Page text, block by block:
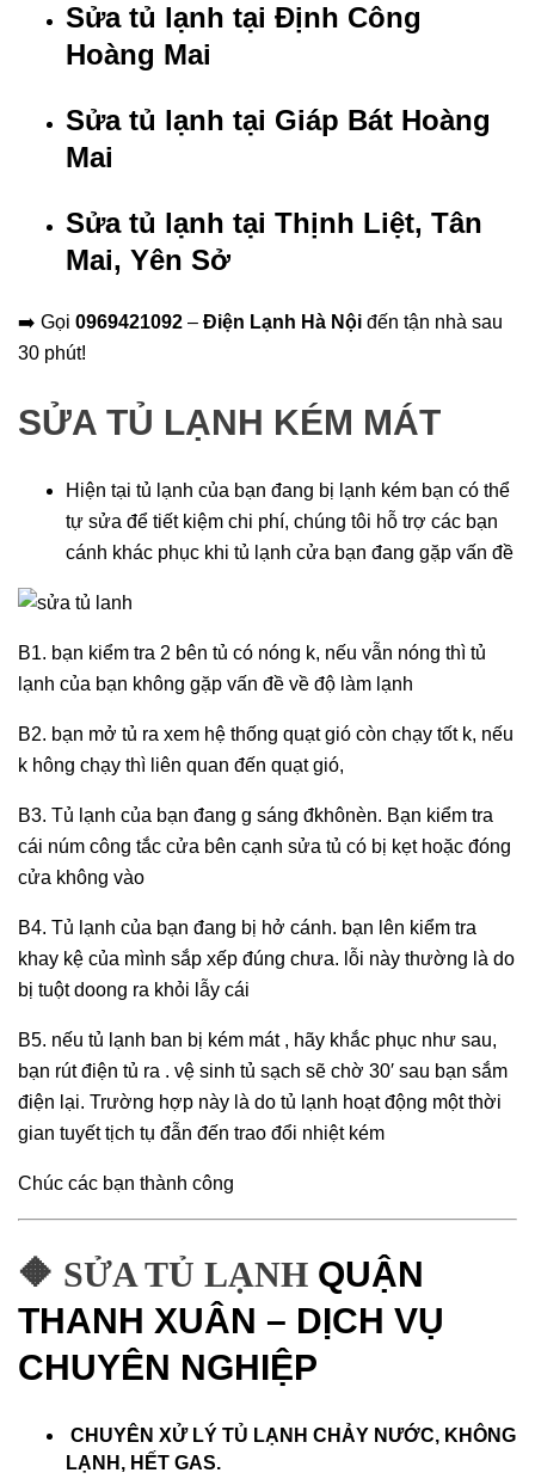
Sửa tủ lạnh tại Định Công
Hoàng Mai
Sửa tủ lạnh tại Giáp Bát Hoàng
Mai
Sửa tủ lạnh tại Thịnh Liệt, Tân
Mai, Yên Sở
➡️ Gọi 0969421092 – Điện Lạnh Hà Nội đến tận nhà sau
30 phút!
SỬA TỦ LẠNH KÉM MÁT
Hiện tại tủ lạnh của bạn đang bị lạnh kém bạn có thể
tự sửa để tiết kiệm chi phí, chúng tôi hỗ trợ các bạn
cánh khác phục khi tủ lạnh cửa bạn đang gặp vấn đề
B1. bạn kiểm tra 2 bên tủ có nóng k, nếu vẫn nóng thì tủ
lạnh của bạn không gặp vấn đề về độ làm lạnh
B2. bạn mở tủ ra xem hệ thống quạt gió còn chạy tốt k, nếu
k hông chạy thì liên quan đến quạt gió,
B3. Tủ lạnh của bạn đang g sáng đkhônèn. Bạn kiểm tra
cái núm công tắc cửa bên cạnh sửa tủ có bị kẹt hoặc đóng
cửa không vào
B4. Tủ lạnh của bạn đang bị hở cánh. bạn lên kiểm tra
khay kệ của mình sắp xếp đúng chưa. lỗi này thường là do
bị tuột doong ra khỏi lẫy cái
B5. nếu tủ lạnh ban bị kém mát , hãy khắc phục như sau,
bạn rút điện tủ ra . vệ sinh tủ sạch sẽ chờ 30′ sau bạn sắm
điện lại. Trường hợp này là do tủ lạnh hoạt động một thời
gian tuyết tịch tụ đẫn đến trao đổi nhiệt kém
Chúc các bạn thành công
🔶 SỬA TỦ LẠNH QUẬN
THANH XUÂN – DỊCH VỤ
CHUYÊN NGHIỆP
CHUYÊN XỬ LÝ TỦ LẠNH CHẢY NƯỚC, KHÔNG
LẠNH, HẾT GAS.